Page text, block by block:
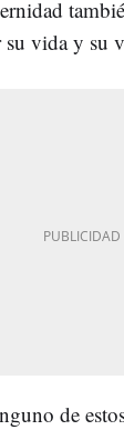
su vida y su
de